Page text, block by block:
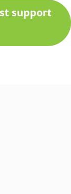
support